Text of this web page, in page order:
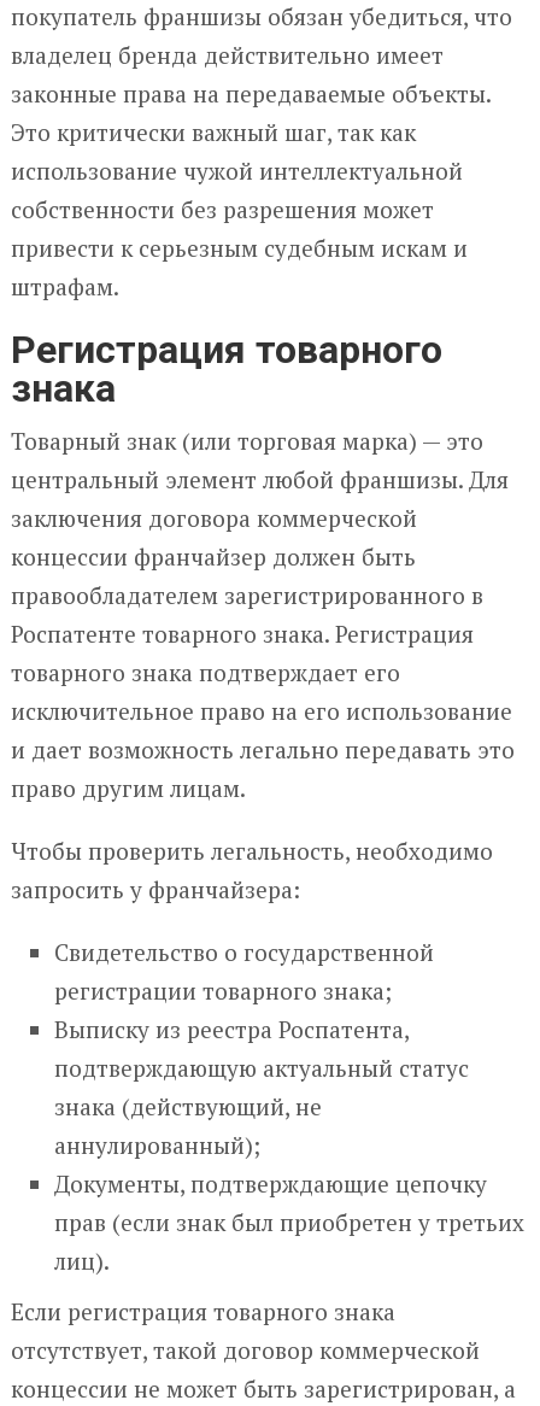
покупатель франшизы обязан убедиться, что
владелец бренда действительно имеет
законные права на передаваемые объекты.
Это критически важный шаг, так как
использование чужой интеллектуальной
собственности без разрешения может
привести к серьезным судебным искам и
штрафам.
Регистрация товарного
знака
Товарный знак (или торговая марка) — это
центральный элемент любой франшизы. Для
заключения договора коммерческой
концессии франчайзер должен быть
правообладателем зарегистрированного в
Роспатенте товарного знака. Регистрация
товарного знака подтверждает его
исключительное право на его использование
и дает возможность легально передавать это
право другим лицам.
Чтобы проверить легальность, необходимо
запросить у франчайзера:
Свидетельство о государственной
регистрации товарного знака;
Выписку из реестра Роспатента,
подтверждающую актуальный статус
знака (действующий, не
аннулированный);
Документы, подтверждающие цепочку
прав (если знак был приобретен у третьих
лиц).
Если регистрация товарного знака
отсутствует, такой договор коммерческой
концессии не может быть зарегистрирован, а